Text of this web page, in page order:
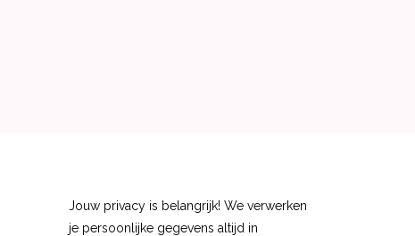
Jouw privacy is belangrijk! We verwerken
je persoonlijke gegevens altijd in